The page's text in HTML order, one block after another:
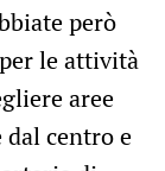
però
le attività
aree
centro e